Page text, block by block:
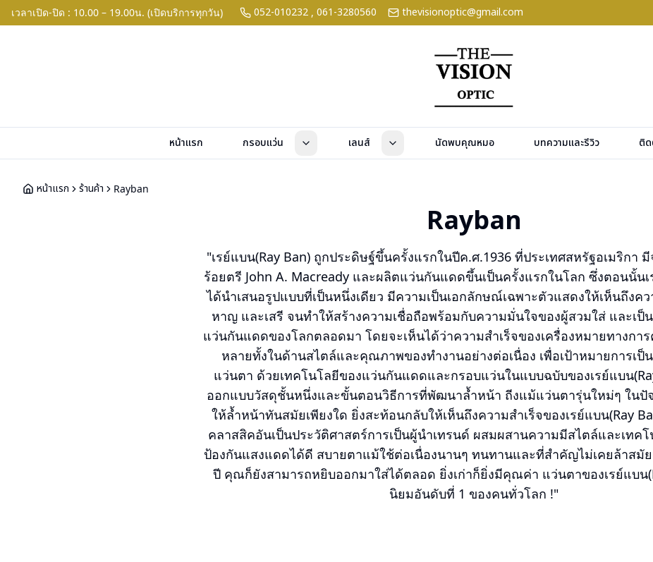
เวลาเปิด-ปิด : 10.00 – 19.00น. (เปิดบริการทุกวัน) 052-010232 , 061-3280560 thevisionoptic@gmail.com
หน้าแรก กรอบแว่น เลนส์ นัดพบคุณหมอ บทความและรีวิว ติด
หน้าแรก ร้านค้า Rayban
Rayban
"เรย์แบน(Ray Ban) ถูกประดิษฐ์ขึ้นครั้งแรกในปีค.ศ.1936 ที่ประเทศสหรัฐอเมริกา
ร้อยตรี John A. Macready และผลิตแว่นกันแดดขึ้นเป็นครั้งแรกในโลก ซึ่งตอนนั้นเ
ได้นำเสนอรูปแบบที่เป็นหนึ่งเดียว มีความเป็นเอกลักษณ์เฉพาะตัวแสดงให้เห็นถึงค
หาญ และเสรี จนทำให้สร้างความเชื่อถือพร้อมกับความมั่นใจของผู้สวมใส่ และเป็
แว่นกันแดดของโลกตลอดมา โดยจะเห็นได้ว่าความสำเร็จของเครื่องหมายทางกา
หลายทั้งในด้านสไตล์และคุณภาพของทำงานอย่างต่อเนื่อง เพื่อเป้าหมายการเป็
แว่นตา ด้วยเทคโนโลยีของแว่นกันแดดและกรอบแว่นในแบบฉบับของเรย์แบน
ออกแบบวัสดุชั้นหนึ่งและขั้นตอนวิธีการที่พัฒนาล้ำหน้า ถีงแม้แว่นตารุ่นใหม่ๆ ในปั
ให้ล้ำหน้าทันสมัยเพียงใด ยิ่งสะท้อนกลับให้เห็นถึงความสำเร็จของเรย์แบน(Ray
คลาสสิคอันเป็นประวัติศาสตร์การเป็นผู้นำเทรนด์ ผสมผสานความมีสไตล์และเทค
ป้องกันแสงแดดได้ดี สบายตาแม้ใช้ต่อเนื่องนานๆ ทนทานและที่สำคัญไม่เคยล้าสมัย
ปี คุณก็ยังสามารถหยิบออกมาใส่ได้ตลอด ยิ่งเก่าก็ยิ่งมีคุณค่า แว่นตาของเรย์แบน
นิยมอันดับที่ 1 ของคนทั่วโลก !"